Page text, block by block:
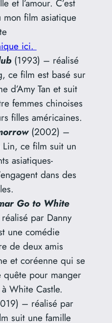
et l’amour. C’est
mon film asiatique
ici.
(1993) – réalisé
ce film est basé sur
d’Amy Tan et suit
femmes chinoises
filles américaines.
(2002) –
Lin, ce film suit un
asiatiques-
dans des
Go to White
par Danny
une comédie
de deux amis
et coréenne qui se
quête pour manger
White Castle.
– réalisé par
suit une famille